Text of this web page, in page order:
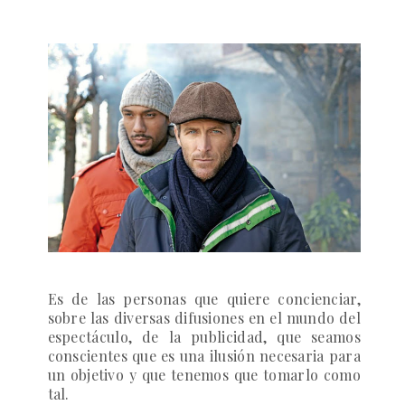
Es de las personas que quiere concienciar,
sobre las diversas difusiones en el mundo del
espectáculo, de la publicidad, que seamos
conscientes que es una ilusión necesaria para
un objetivo y que tenemos que tomarlo como
tal.